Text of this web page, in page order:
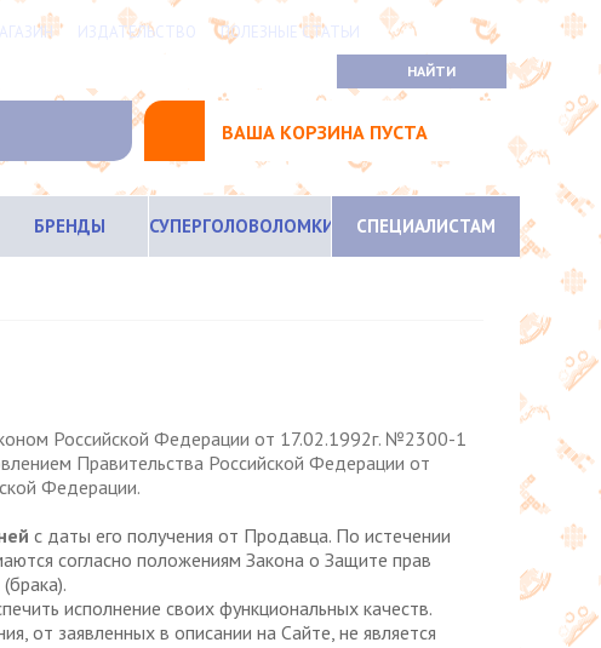
ИЗДАТЕЛЬСТВО ПОЛЕЗНЫЕ СТАТЬИ
ВАША КОРЗИНА ПУСТА
БРЕНДЫ СУПЕРГОЛОВОЛОМКИ СПЕЦИАЛИСТАМ
Российской Федерации от 17.02.1992г. №2300-1
Правительства Российской Федерации от
Федерации.
с даты его получения от Продавца. По истечении
согласно положениям Закона о Защите прав
исполнение своих функциональных качеств.
от заявленных в описании на Сайте, не является